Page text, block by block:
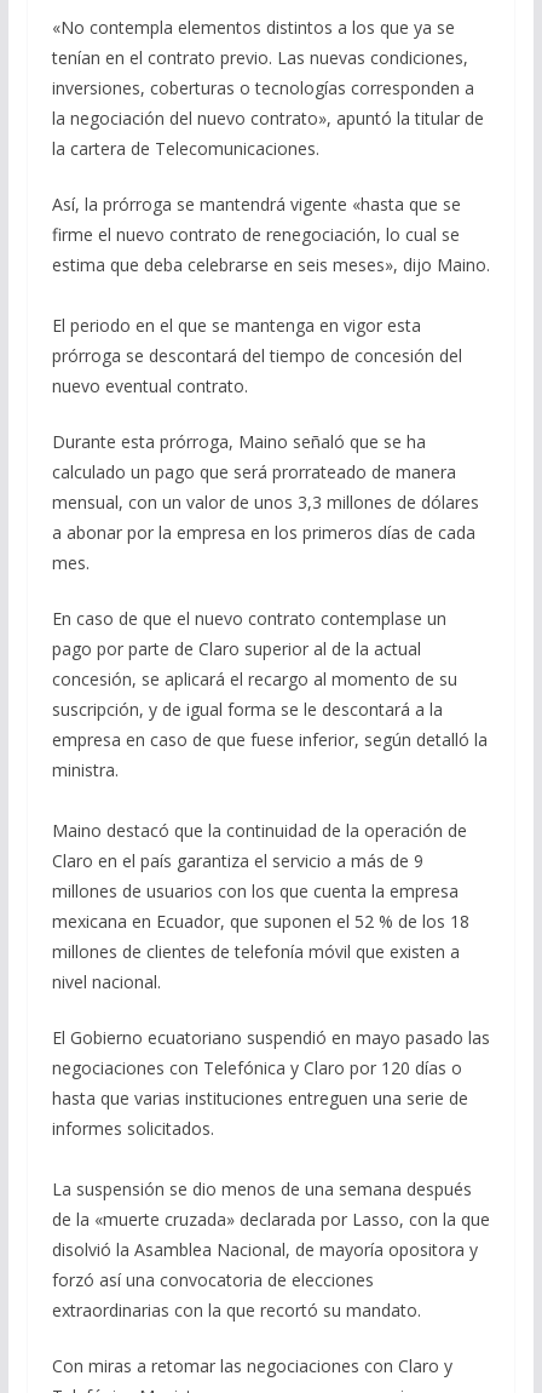
«No contempla elementos distintos a los que ya se
tenían en el contrato previo. Las nuevas condiciones,
inversiones, coberturas o tecnologías corresponden a
la negociación del nuevo contrato», apuntó la titular de
la cartera de Telecomunicaciones.
Así, la prórroga se mantendrá vigente «hasta que se
firme el nuevo contrato de renegociación, lo cual se
estima que deba celebrarse en seis meses», dijo Maino.
El periodo en el que se mantenga en vigor esta
prórroga se descontará del tiempo de concesión del
nuevo eventual contrato.
Durante esta prórroga, Maino señaló que se ha
calculado un pago que será prorrateado de manera
mensual, con un valor de unos 3,3 millones de dólares
a abonar por la empresa en los primeros días de cada
mes.
En caso de que el nuevo contrato contemplase un
pago por parte de Claro superior al de la actual
concesión, se aplicará el recargo al momento de su
suscripción, y de igual forma se le descontará a la
empresa en caso de que fuese inferior, según detalló la
ministra.
Maino destacó que la continuidad de la operación de
Claro en el país garantiza el servicio a más de 9
millones de usuarios con los que cuenta la empresa
mexicana en Ecuador, que suponen el 52 % de los 18
millones de clientes de telefonía móvil que existen a
nivel nacional.
El Gobierno ecuatoriano suspendió en mayo pasado las
negociaciones con Telefónica y Claro por 120 días o
hasta que varias instituciones entreguen una serie de
informes solicitados.
La suspensión se dio menos de una semana después
de la «muerte cruzada» declarada por Lasso, con la que
disolvió la Asamblea Nacional, de mayoría opositora y
forzó así una convocatoria de elecciones
extraordinarias con la que recortó su mandato.
Con miras a retomar las negociaciones con Claro y